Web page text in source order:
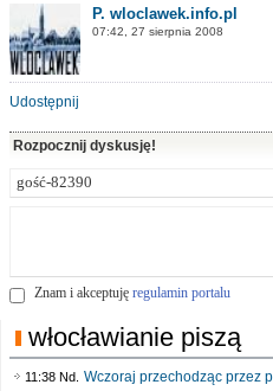
P. wloclawek.info.pl
07:42, 27 sierpnia 2008
Udostępnij
Rozpocznij dyskusję!
Znam i akceptuję regulamin portalu
włocławianie piszą
11:38 Nd. Wczoraj przechodząc przez